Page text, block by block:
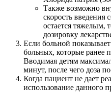
Также возможно
скорость введения
остается тяжелым,
дозировку
Если больной
больных, которые ранее
Вводимая детям
минут, после чего доза
Когда пациент не дает
использование данного